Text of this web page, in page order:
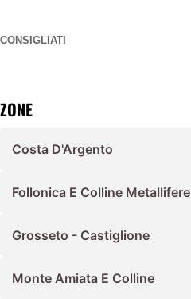
CONSIGLIATI
ZONE
Costa D'Argento
Follonica E Colline Metallifere
Grosseto - Castiglione
Monte Amiata E Colline